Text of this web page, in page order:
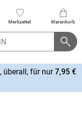
Merkzettel Warenkorb
überall, für nur7,95 €